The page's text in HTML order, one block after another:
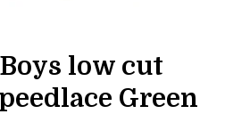
low cut
Green